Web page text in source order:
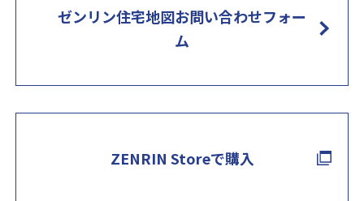
ゼンリン住宅地図お問い合わせフォー
ム
ZENRIN Storeで購入